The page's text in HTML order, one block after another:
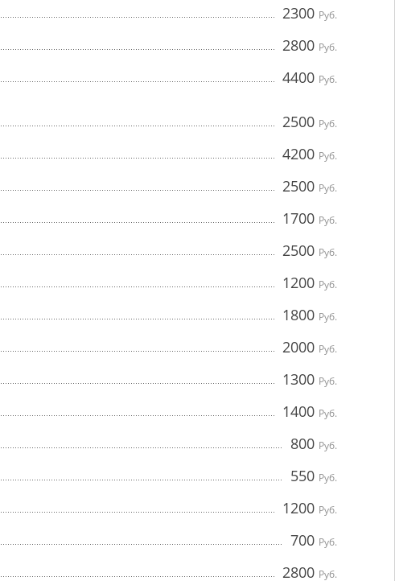
2300 Руб.
2800 Руб.
4400 Руб.
2500 Руб.
4200 Руб.
2500 Руб.
1700 Руб.
2500 Руб.
1200 Руб.
1800 Руб.
2000 Руб.
1300 Руб.
1400 Руб.
800 Руб.
550 Руб.
1200 Руб.
700 Руб.
2800 Руб.